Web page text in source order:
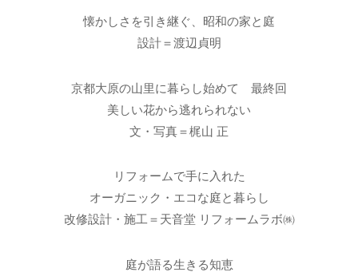
懐かしさを引き継ぐ、昭和の家と庭
設計＝渡辺貞明
京都大原の山里に暮らし始めて 最終回
美しい花から逃れられない
文・写真＝梶山 正
リフォームで手に入れた
オーガニック・エコな庭と暮らし
改修設計・施工＝天音堂 リフォームラボ㈱
庭が語る生きる知恵